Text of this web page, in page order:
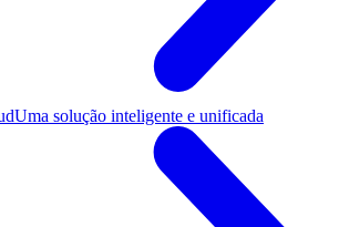
Uma solução inteligente e unificada